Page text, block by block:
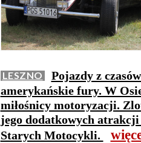
LESZNO
Pojazdy z
amerykańskie fury. W
miłośnicy motoryzacji.
jego dodatkowych
Starych Motocykli.